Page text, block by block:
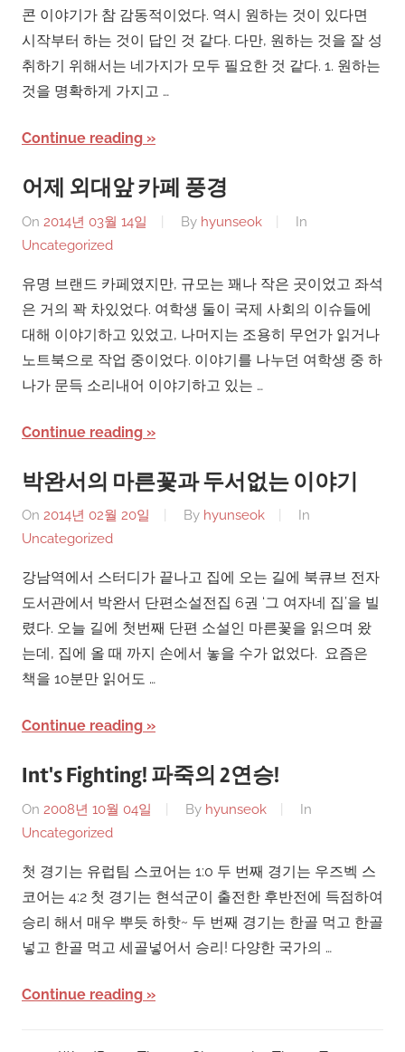
콘 이야기가 참 감동적이었다. 역시 원하는 것이 있다면
시작부터 하는 것이 답인 것 같다. 다만, 원하는 것을 잘 성
취하기 위해서는 네가지가 모두 필요한 것 같다. 1. 원하는
것을 명확하게 가지고 …
Continue reading
어제 외대앞 카페 풍경
On 2014년 03월 14일 By hyunseok
In
Uncategorized
유명 브랜드 카페였지만, 규모는 꽤나 작은 곳이었고 좌석
은 거의 꽉 차있었다. 여학생 둘이 국제 사회의 이슈들에
대해 이야기하고 있었고, 나머지는 조용히 무언가 읽거나
노트북으로 작업 중이었다. 이야기를 나누던 여학생 중 하
나가 문득 소리내어 이야기하고 있는 …
Continue reading
박완서의 마른꽃과 두서없는 이야기
On 2014년 02월 20일 By hyunseok
In
Uncategorized
강남역에서 스터디가 끝나고 집에 오는 길에 북큐브 전자
도서관에서 박완서 단편소설전집 6권 ‘그 여자네 집’을 빌
렸다. 오늘 길에 첫번째 단편 소설인 마른꽃을 읽으며 왔
는데, 집에 올 때 까지 손에서 놓을 수가 없었다. 요즘은
책을 10분만 읽어도 …
Continue reading
Int's Fighting! 파죽의 2연승!
On 2008년 10월 04일 By hyunseok
In
Uncategorized
첫 경기는 유럽팀 스코어는 1:0 두 번째 경기는 우즈벡 스
코어는 4:2 첫 경기는 현석군이 출전한 후반전에 득점하여
승리 해서 매우 뿌듯 하핫~ 두 번째 경기는 한골 먹고 한골
넣고 한골 먹고 세골넣어서 승리! 다양한 국가의 …
Continue reading